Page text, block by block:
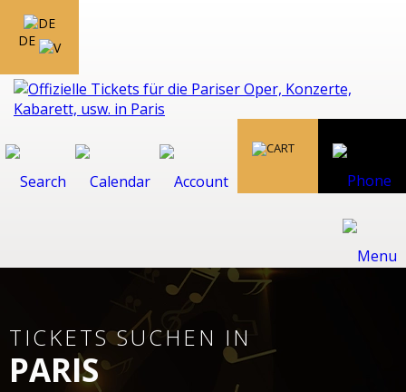
DE
TICKETS SUCHEN IN
PARIS